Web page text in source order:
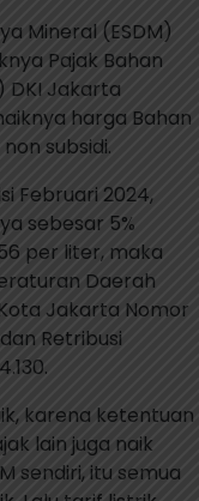
Mineral (ESDM)
Pajak Bahan
DKI Jakarta
harga Bahan
subsidi.
Februari 2024,
sebesar 5%
per liter, maka
Daerah
Jakarta Nomor
Retribusi
karena ketentuan
lain juga naik
sendiri, itu semua